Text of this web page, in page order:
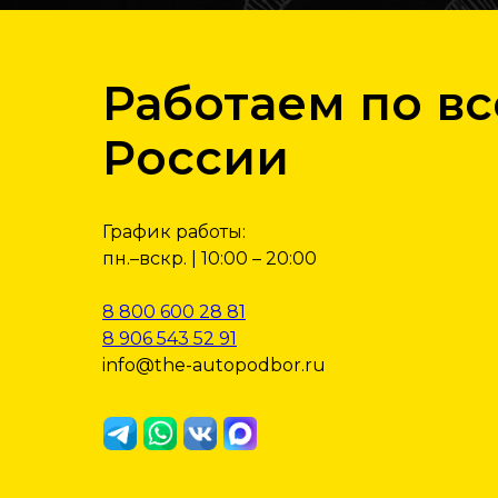
Работаем по
России
График работы:
пн.–вскр. | 10:00 – 20:00
8 800 600 28 81
8 906 543 52 91
info@the-autopodbor.ru